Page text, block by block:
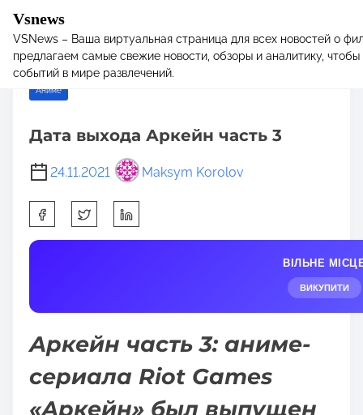
Vsnews
VSNews – Ваша виртуальная страница для всех новостей о
предлагаем самые свежие новости, обзоры и аналитику,
событий в мире развлечений.
Home/Аниме/ Дата выхода Аркейн часть 3
Аниме
Дата выхода Аркейн часть 3
24.11.2021 Maksym Korolov
h
a
t
i
p
o
ВІЛЬНЕ
ВИКУПИТИ
Аркейн часть 3: аниме-
сериала Riot Games
«Аркейн» был выпущен